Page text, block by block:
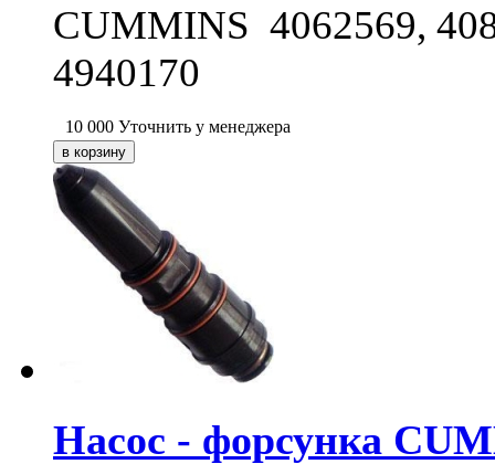
CUMMINS 4062569,
4940170
10 000 Уточнить у менеджера
Насос - форсунка